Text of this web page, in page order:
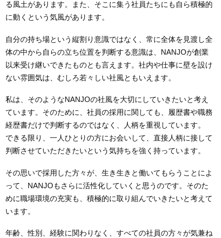
る風土があります。また、そこに集う社員たちにも自ら積極的
に動くという気風があります。
自分の持ち場という縦割り意識ではなく、常に全体を見渡し全
体の中から自らの立ち位置を判断する意識は、NANJOが創業
以来受け継いできたものとも言えます。社内や仕事に壁を設け
ない雰囲気は、むしろ若々しい社風ともいえます。
私は、そのようなNANJOの社風を大切にしていきたいと考え
ています。そのために、社員の採用に関しても、履歴書や職務
経歴書だけで判断するのではなく、人柄を重視しています。
できる限り、一人ひとりの方にお会いして、直接人柄に接して
判断させていただきたいという気持ちを強く持っています。
その思いで採用した方々が、生き生きと働いてもらうことによ
って、NANJOもさらに活性化していくと思うのです。そのた
めに職場環境の充実も、積極的に取り組んでいきたいと考えて
います。
年齢、性別、経験に関わりなく、すべての社員の方々が気兼ね